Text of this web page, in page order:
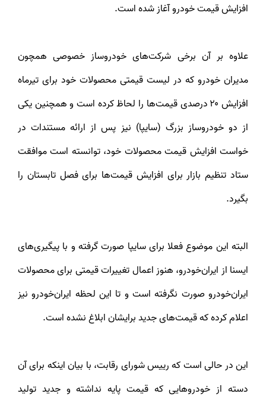
افزایش قیمت خودرو آغاز شده است.
علاوه بر آن برخی شرکت‌های خودروساز خصوصی همچون
مدیران خودرو که در لیست قیمتی محصولات خود برای تیرماه
افزایش ۲۰ درصدی قیمت‌ها را لحاظ کرده است و همچنین یکی
از دو خودروساز بزرگ (سایپا) نیز پس از ارائه مستندات در
خواست افزایش قیمت محصولات خود، توانسته است موافقت
ستاد تنظیم بازار برای افزایش قیمت‌ها برای فصل تابستان را
بگیرد.
البته این موضوع فعلا برای سایپا صورت گرفته و با پیگیری‌های
ایسنا از ایران‌خودرو، هنوز اعمال تغییرات قیمتی برای محصولات
ایران‌خودرو صورت نگرفته است و تا این لحظه ایران‌خودرو نیز
اعلام کرده که قیمت‌های جدید برایشان ابلاغ نشده است.
این در حالی است که رییس شورای رقابت، با بیان اینکه برای آن
دسته از خودروهایی که قیمت پایه نداشته و جدید تولید